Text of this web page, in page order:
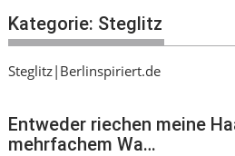
Kategorie: Steglitz
Steglitz|Berlinspiriert.de
Entweder riechen meine
mehrfachem Wa…